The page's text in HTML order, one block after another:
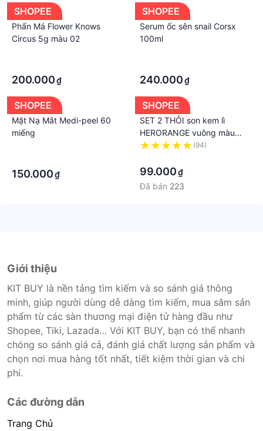
SHOPEE
Phấn Má Flower Knows
Circus 5g màu 02
200.000₫
SHOPEE
Serum ốc sên snail Corsx
100ml
240.000₫
SHOPEE
Mặt Nạ Mắt Medi-peel 60
miếng
150.000₫
SHOPEE
SET 2 THỎI son kem lì
HERORANGE vuông màu
siêu đẹp mịn lì như nhung
(94)
99.000₫
Đã bán 223
Giới thiệu
KIT BUY là nền tảng tìm kiếm và so sánh giá thông
minh, giúp người dùng dễ dàng tìm kiếm, mua sắm sản
phẩm từ các sàn thương mại điện tử hàng đầu như
Shopee, Tiki, Lazada… Với KIT BUY, bạn có thể nhanh
chóng so sánh giá cả, đánh giá chất lượng sản phẩm và
chọn nơi mua hàng tốt nhất, tiết kiệm thời gian và chi
phí.
Các đường dẫn
Trang Chủ